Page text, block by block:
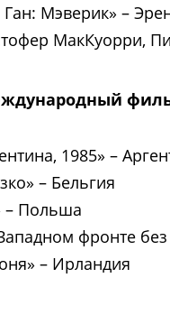
Ган: Мэверик» –
МакКуорри,
1985» –
– Бельгия
– Польша
фронте
– Ирландия